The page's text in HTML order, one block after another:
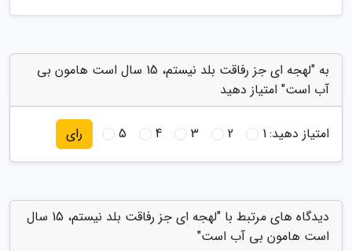
به "لهجه ای جز رفاقت بلد نیستم، 15 سال است هامون بی
آب است" امتیاز دهید
امتیاز دهید:1
2
3
4
5 رای
دیدگاه های مرتبط با "لهجه ای جز رفاقت بلد نیستم، 15 سال
است هامون بی آب است"